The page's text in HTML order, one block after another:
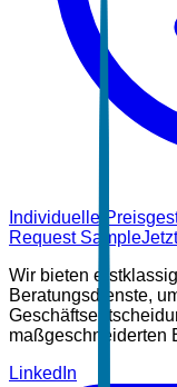
Individuelle
Request Sample
Wir bieten
Beratungsdienste,
maßgeschneiderten
LinkedIn